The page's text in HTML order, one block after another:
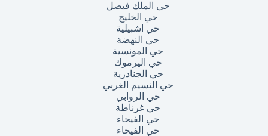
حي الملك فيصل
حي الخليج
حي اشبيلية
حي النهضة
حي المونسية
حي اليرموك
حي الجنادرية
حي النسيم الغربي
حي الروابي
حي غرناطة
حي الفيحاء
حي الفيحاء